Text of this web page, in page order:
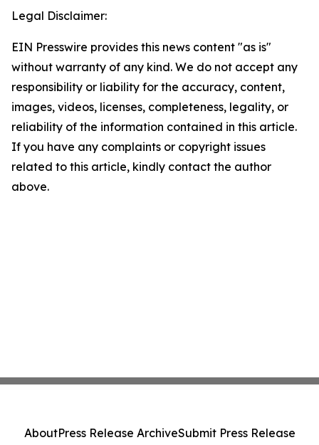
Legal Disclaimer:
EIN Presswire provides this news content "as is"
without warranty of any kind. We do not accept any
responsibility or liability for the accuracy, content,
images, videos, licenses, completeness, legality, or
reliability of the information contained in this article.
If you have any complaints or copyright issues
related to this article, kindly contact the author
above.
AboutPress Release ArchiveSubmit Press Release